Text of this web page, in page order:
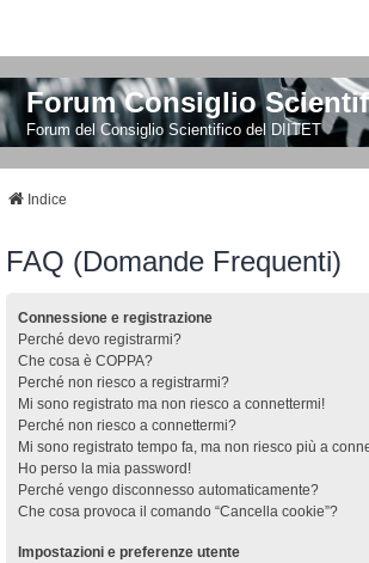
Forum Consiglio
Forum del Consiglio Scientifico del DIITET
Indice
FAQ (Domande Frequenti)
Connessione e registrazione
Perché devo registrarmi?
Che cosa è COPPA?
Perché non riesco a registrarmi?
Mi sono registrato ma non riesco a connettermi!
Perché non riesco a connettermi?
Mi sono registrato tempo fa, ma non riesco più a
Ho perso la mia password!
Perché vengo disconnesso automaticamente?
Che cosa provoca il comando “Cancella cookie”?
Impostazioni e preferenze utente